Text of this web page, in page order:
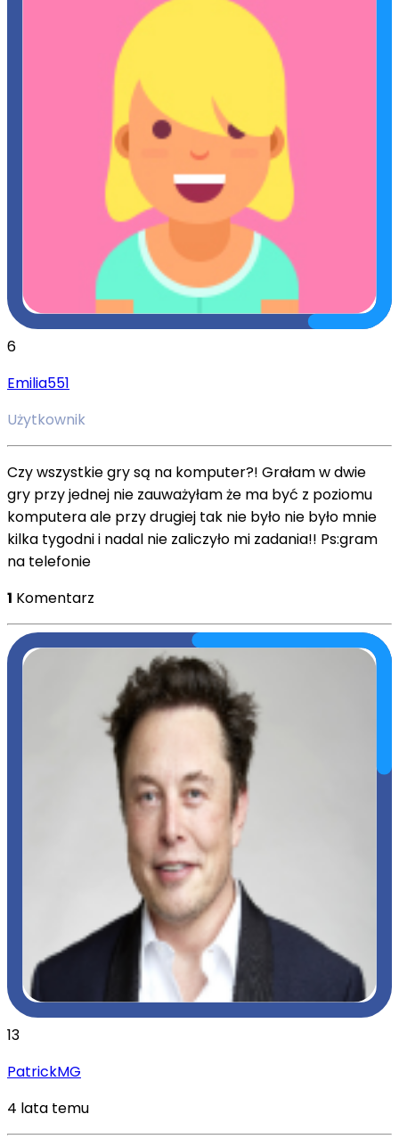
6
Emilia551
Użytkownik
Czy wszystkie gry są na komputer?! Grałam w dwie
gry przy jednej nie zauważyłam że ma być z poziomu
komputera ale przy drugiej tak nie było nie było mnie
kilka tygodni i nadal nie zaliczyło mi zadania!! Ps:gram
na telefonie
1 Komentarz
13
PatrickMG
4 lata temu